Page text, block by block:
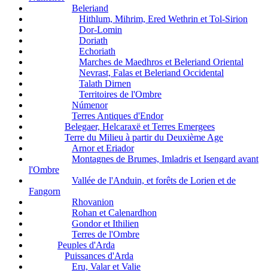
Beleriand
Hithlum, Mihrim, Ered Wethrin et Tol-Sirion
Dor-Lomin
Doriath
Echoriath
Marches de Maedhros et Beleriand Oriental
Nevrast, Falas et Beleriand Occidental
Talath Dirnen
Territoires de l'Ombre
Númenor
Terres Antiques d'Endor
Belegaer, Helcaraxë et Terres Emergees
Terre du Milieu à partir du Deuxième Age
Arnor et Eriador
Montagnes de Brumes, Imladris et Isengard avant
l'Ombre
Vallée de l'Anduin, et forêts de Lorien et de
Fangorn
Rhovanion
Rohan et Calenardhon
Gondor et Ithilien
Terres de l'Ombre
Peuples d'Arda
Puissances d'Arda
Eru, Valar et Valie